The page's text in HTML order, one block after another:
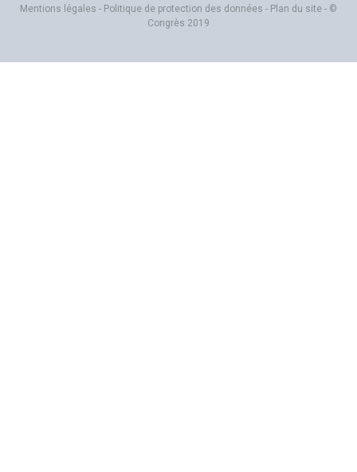
Mentions légales - Politique de protection des données - Plan du site - ©
Congrès 2019